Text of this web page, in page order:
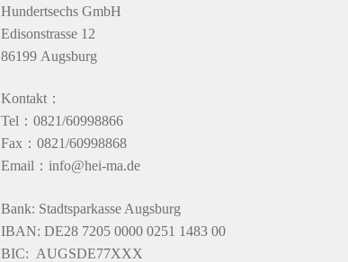
Hundertsechs GmbH
Edisonstrasse 12
86199 Augsburg
Kontakt：
Tel：0821/60998866
Fax：0821/60998868
Email：info@hei-ma.de
Bank: Stadtsparkasse Augsburg
IBAN: DE28 7205 0000 0251 1483 00
BIC: AUGSDE77XXX